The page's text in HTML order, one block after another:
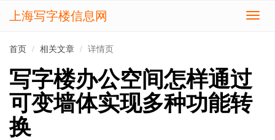
切
上海写字楼信息网
首页 相关文章 详情页
写字楼办公空间怎样通过
可变墙体实现多种功能转
换